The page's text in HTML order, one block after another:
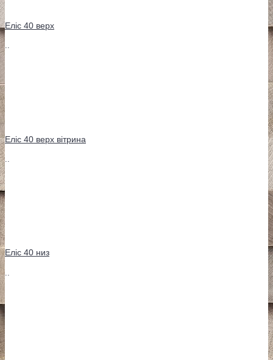
Еліс 40 верх
..
Еліс 40 верх вітрина
..
Еліс 40 низ